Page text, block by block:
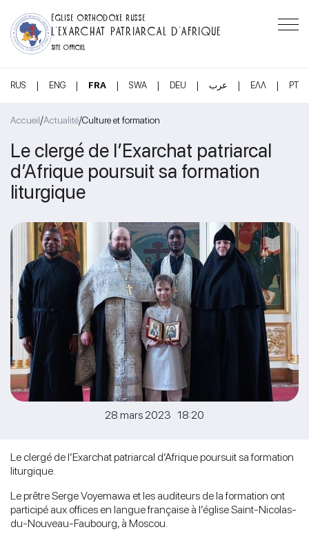
ÉGLISE ORTHODOXE RUSSE
L’EXARCHAT PATRIARCAL D’AFRIQUE
SITE OFFICIEL
RUS | ENG | FRA | SWA | DEU | عرب | ΕΛΛ | PT
Accueil/Actualité/Culture et formation
Le clergé de l’Exarchat patriarcal
d’Afrique poursuit sa formation
liturgique
28 mars 2023 18:20
Le clergé de l’Exarchat patriarcal d’Afrique poursuit sa formation
liturgique.
Le prêtre Serge Voyemawa et les auditeurs de la formation ont
participé aux offices en langue française à l’église Saint-Nicolas-
du-Nouveau-Faubourg, à Moscou.